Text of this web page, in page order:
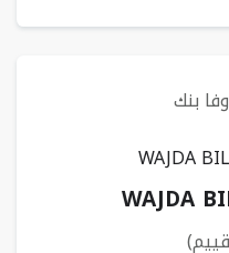
بنك
WAJDA